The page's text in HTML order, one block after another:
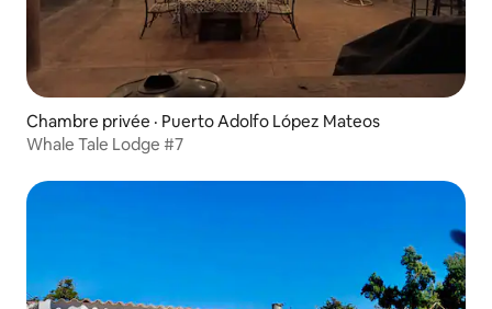
Chambre privée · Puerto Adolfo López Mateos
Whale Tale Lodge #7